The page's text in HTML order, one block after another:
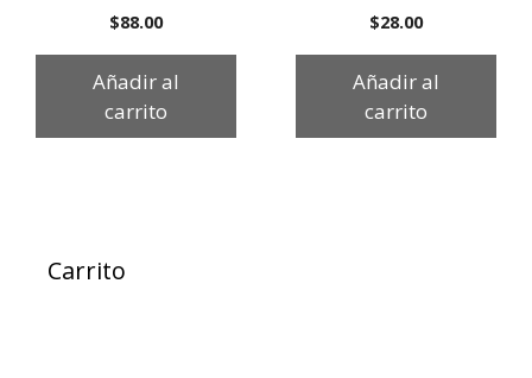
$88.00
Añadir al
carrito
$28.00
Añadir al
carrito
Carrito